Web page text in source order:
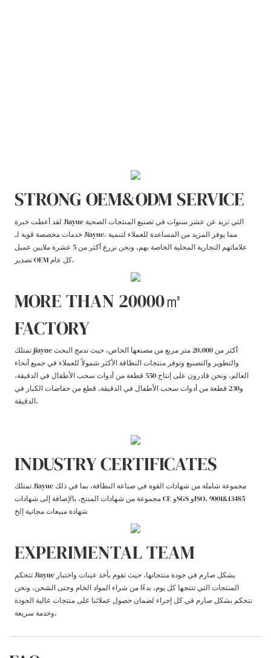
STRONG OEM&ODM SERVICE
لقد أعطت خبرة Jiayue التي تزيد عن عشر سنوات في تصنيع المنتجات الصحية
خدمات مخصصة قوية لـ Jiayue، مما يوفر المزيد من المساعدة للعملاء لتنمية
علاماتهم التجارية المحلية الخاصة بهم، ونحن نزرع أكثر من 5 عشرة ملايين عميل
تصدير OEM كل عام.
MORE THAN 20000㎡
FACTORY
تمتلك jiayue أكثر من 20.000 متر مربع من مصنعها الخاص، حيث تدمج البحث
والتطوير والتصنيع وتوفر منتجات النظافة الأكثر شمولاً للعملاء في جميع أنحاء
العالم، ونحن قادرون على إنتاج 550 قطعة من أدوات سحب الأطفال في الدقيقة،
و230 قطعة من أدوات سحب الأطفال في الدقيقة. قطع من حفاضات الكبار في
الدقيقة.
INDUSTRY CERTIFICATES
تمتلك Jiayue مجموعة شاملة من شهادات القوة في صناعة النظافة، بما في ذلك
مجموعة من شهادات المنتج، بالإضافة إلى شهادات CE وSGS وISO. 9001&13485
EXPERIMENTAL TEAM
تتحكم Jiayue بشكل صارم في جودة منتجاتها، حيث تقوم بأخذ عينات واختبار
المنتجات التي تنتجها كل يوم، بدءًا من شراء المواد الخام وحتى الشحن، ونحن
نتحكم بشكل صارم في كل إجراء لضمان حصول عملائنا على منتجات عالية الجودة
وخدمة سريعة.